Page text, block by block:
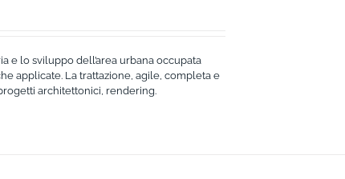
e lo sviluppo dell’area urbana occupata
applicate. La trattazione, agile, completa e
architettonici, rendering.